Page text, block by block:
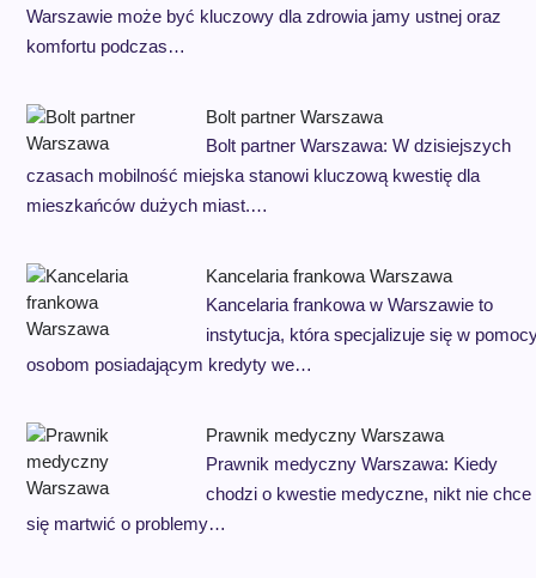
Warszawie może być kluczowy dla zdrowia jamy ustnej oraz
komfortu podczas…
Bolt partner Warszawa
Bolt partner Warszawa: W dzisiejszych
czasach mobilność miejska stanowi kluczową kwestię dla
mieszkańców dużych miast.…
Kancelaria frankowa Warszawa
Kancelaria frankowa w Warszawie to
instytucja, która specjalizuje się w
osobom posiadającym kredyty we…
Prawnik medyczny Warszawa
Prawnik medyczny Warszawa: Kiedy
chodzi o kwestie medyczne, nikt nie chce
się martwić o problemy…